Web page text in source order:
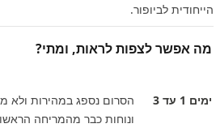
הייחודית לביופור.
מה אפשר לצפות לראות, ומתי?
ימים 1 עד 3
הסרום נספג במהירות ולא
ונוחות כבר מהמריחה